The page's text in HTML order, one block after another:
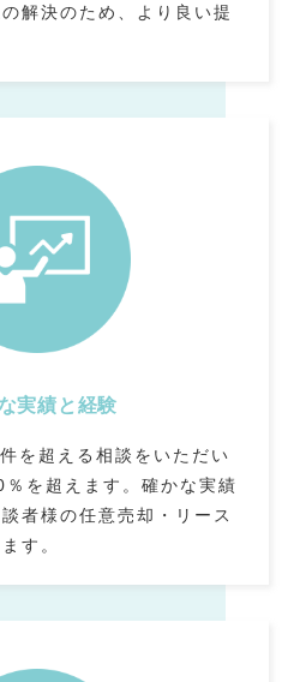
解決のため、より良い提
実績と経験
を超える相談をいただい
を超えます。 確かな実績
者様の任意売却・リース
す。